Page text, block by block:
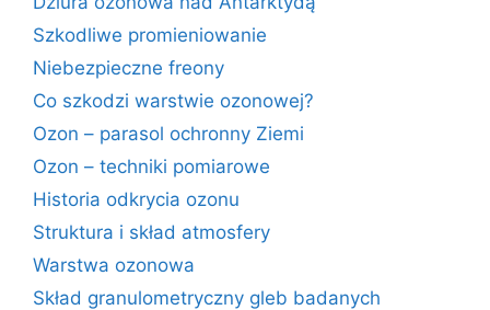
Szkodliwe promieniowanie
Niebezpieczne freony
Co szkodzi warstwie ozonowej?
Ozon – parasol ochronny Ziemi
Ozon – techniki pomiarowe
Historia odkrycia ozonu
Struktura i skład atmosfery
Warstwa ozonowa
Skład granulometryczny gleb badanych